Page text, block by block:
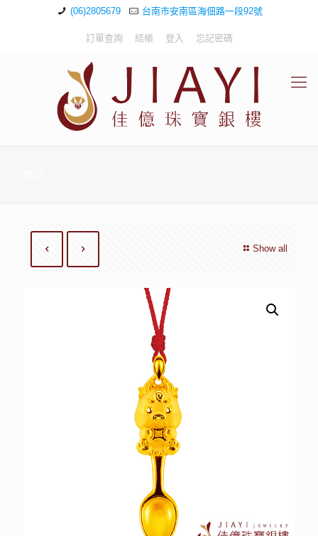
(06)2805679 台南市安南區海佃路一段92號
訂單查詢 結帳 登入 忘記密碼
Show all